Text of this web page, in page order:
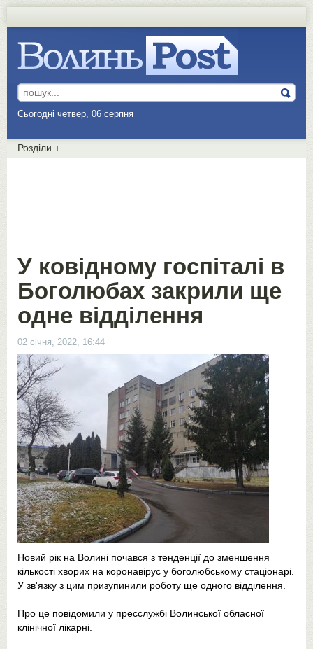
Сьогодні четвер, 06 серпня
Розділи +
У ковідному госпіталі в
Боголюбах закрили ще
одне відділення
02 січня, 2022, 16:44
Новий рік на Волині почався з тенденції до зменшення
кількості хворих на коронавірус у боголюбському стаціонарі.
У зв'язку з цим призупинили роботу ще одного відділення.
Про це повідомили у пресслужбі Волинської обласної
клінічної лікарні.